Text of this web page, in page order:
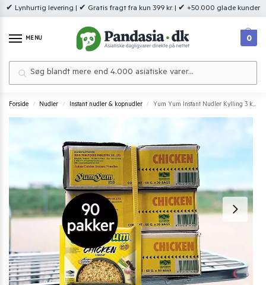
✔ Lynhurtig levering | ✔ Gratis fragt fra kun 399 kr. | ✔ +50.000 glade kunder
MENU 0
Forside / Nudler / Instant nudler & kopnudler / Yum Yum Instant Nudler Kylling 3 kasser (90 stk.)